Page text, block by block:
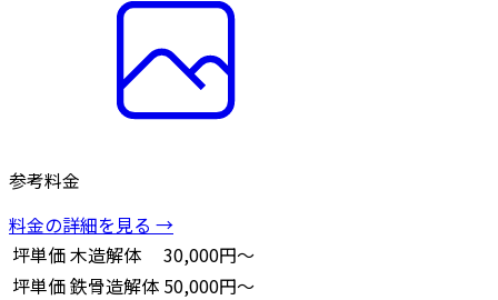
参考料金
料金の詳細を見る →
坪単価木造解体
30,000円～
坪単価鉄骨造解体 50,000円～